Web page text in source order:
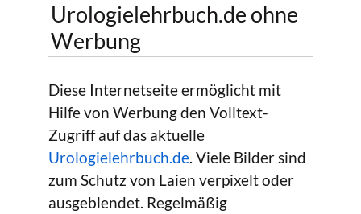
Urologielehrbuch.de ohne
Werbung
Diese Internetseite ermöglicht mit
Hilfe von Werbung den Volltext-
Zugriff auf das aktuelle
Urologielehrbuch.de. Viele Bilder sind
zum Schutz von Laien verpixelt oder
ausgeblendet. Regelmäßig